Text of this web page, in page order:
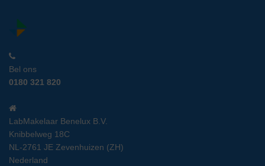
Bel ons
0180 321 820
LabMakelaar Benelux B.V.
Knibbelweg 18C
NL-2761 JE Zevenhuizen (ZH)
Nederland